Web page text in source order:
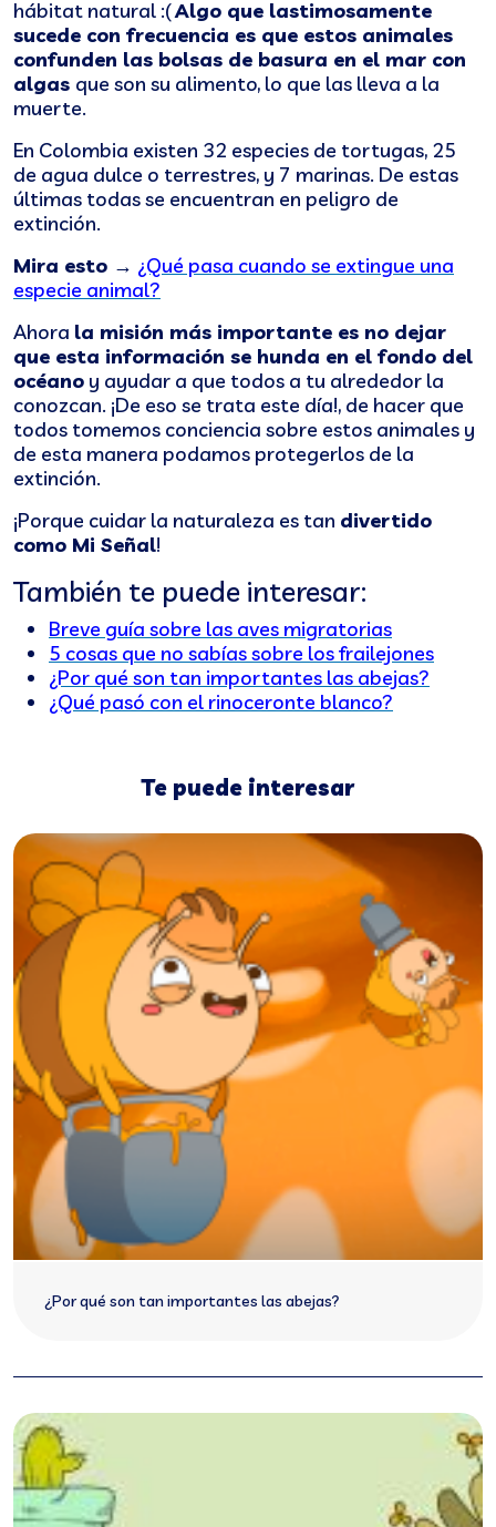
hábitat natural :(Algo que lastimosamente
sucede con frecuencia es que estos animales
confunden las bolsas de basura en el mar con
algas que son su alimento, lo que las lleva a la
muerte.
En Colombia existen 32 especies de tortugas, 25
de agua dulce o terrestres, y 7 marinas. De estas
últimas todas se encuentran en peligro de
extinción.
Mira esto → ¿Qué pasa cuando se extingue una
especie animal?
Ahora la misión más importante es no dejar
que esta información se hunda en el fondo del
océano y ayudar a que todos a tu alrededor la
conozcan. ¡De eso se trata este día!, de hacer que
todos tomemos conciencia sobre estos animales y
de esta manera podamos protegerlos de la
extinción.
¡Porque cuidar la naturaleza es tan divertido
como Mi Señal!
También te puede interesar:
Breve guía sobre las aves migratorias
5 cosas que no sabías sobre los frailejones
¿Por qué son tan importantes las abejas?
¿Qué pasó con el rinoceronte blanco?
Te puede interesar
¿Por qué son tan importantes las abejas?